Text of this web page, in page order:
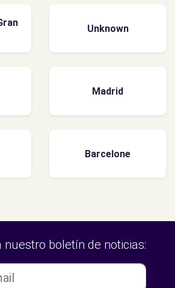
Unknown
Madrid
Barcelone
nuestro boletín de noticias: